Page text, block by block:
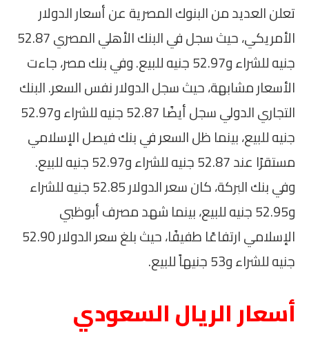
تعلن العديد من البنوك المصرية عن أسعار الدولار
الأمريكي، حيث سجل في البنك الأهلي المصري 52.87
جنيه للشراء و52.97 جنيه للبيع. وفي بنك مصر، جاءت
الأسعار مشابهة، حيث سجل الدولار نفس السعر. البنك
التجاري الدولي سجل أيضًا 52.87 جنيه للشراء و52.97
جنيه للبيع، بينما ظل السعر في بنك فيصل الإسلامي
مستقرًا عند 52.87 جنيه للشراء و52.97 جنيه للبيع.
وفي بنك البركة، كان سعر الدولار 52.85 جنيه للشراء
و52.95 جنيه للبيع، بينما شهد مصرف أبوظبي
الإسلامي ارتفاعًا طفيفًا، حيث بلغ سعر الدولار 52.90
جنيه للشراء و53 جنيهاً للبيع.
أسعار الريال السعودي